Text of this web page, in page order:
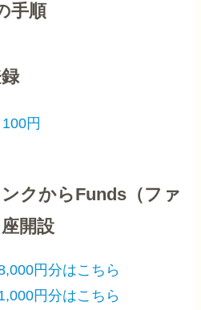
手順
円
クからFunds（ファ
開設
円分はこちら
円分はこちら